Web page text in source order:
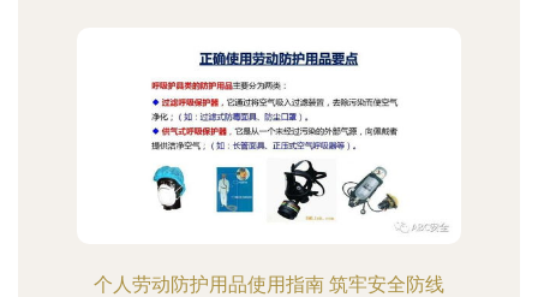
个人劳动防护用品使用指南 筑牢安全防线